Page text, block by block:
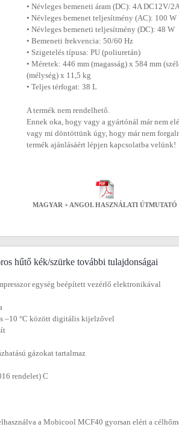
• Névleges bemeneti áram (DC): 4A DC12V/
• Névleges bemenet teljesítmény (AC): 100 W
• Névleges bemeneti teljesítmény (DC): 48 W
• Bemeneti frekvencia: 50/60 Hz
• Szigetelés típusa: PU (poliuretán)
• Méretek: 446 mm (magasság) x 584 mm
(mélység) x 11,5 kg
• Teljes térfogat: 38 L
A termék nem rendelhető.
Ennek oka, hogy vagy a gyártónál már nem
vagy mi döntöttünk úgy, hogy már nem
termék ajánlásáért lépjen kapcsolatba velünk!
MAGYAR + ANGOL HASZNÁLATI ÚTMUTATÓ
hűtő kék/szürke további tulajdonságai
egység beépített vezérlő elektronikával
–10 °C között digitális kijelzővel
gázokat tartalmaz
rendelet) C
a Mobicool MCF40 gyorsan eléri a